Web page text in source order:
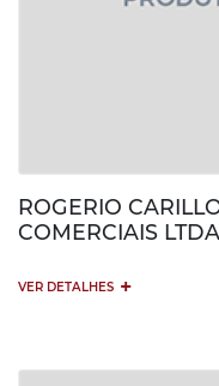
ROGERIO
COMERCIAIS
VER DETALHES +